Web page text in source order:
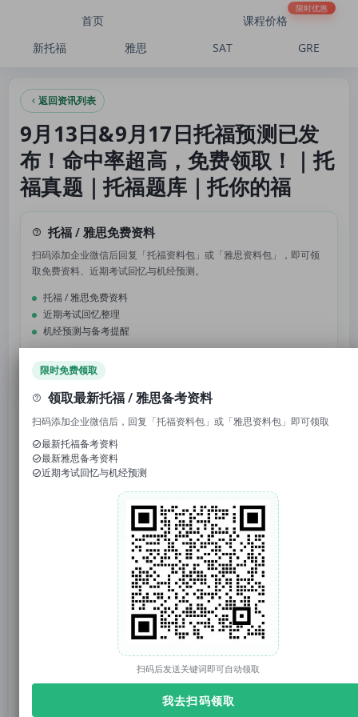
9月13日&9月17日托福预测已发布！命中率超高，免费领取！｜托福真题｜托福题
首页 课程价格
限时优惠
新托福 雅思 SAT GRE
返回资讯列表
9月13日&9月17日托福预测已发
布！命中率超高，免费领取！｜托
福真题｜托福题库｜托你的福
托福 / 雅思免费资料
扫码添加企业微信后回复「托福资料包」或「雅思资料包」，即可领
取免费资料、近期考试回忆与机经预测。
托福 / 雅思免费资料
近期考试回忆整理
机经预测与备考提醒
原创 托你的福_小福 托你的福
2025年08月31日 17:00
托你的福
4018篇原创内容
”，免费参加托福真题模考
托福98
”，获得2025年大范围预测
限时免费领取
领取最新托福 / 雅思备考资料
扫码添加企业微信后，回复「托福资料包」或「雅思资料包」即可领取
最新托福备考资料
最新雅思备考资料
近期考试回忆与机经预测
扫码后发送关键词即可自动领取
我去扫码领取